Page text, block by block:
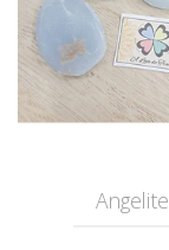
Angelite